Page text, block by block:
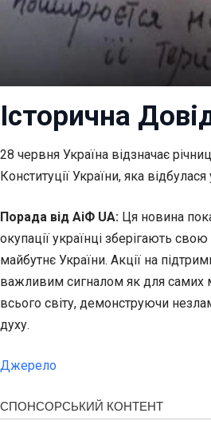
Історична
28 червня Україна відзначає
Конституції України, яка
Порада від АіФ UA: Ця новина
окупації українці зберігають свою
майбутнє України. Акції на
важливим сигналом як для самих
всього світу, демонструючи
духу.
Джерело